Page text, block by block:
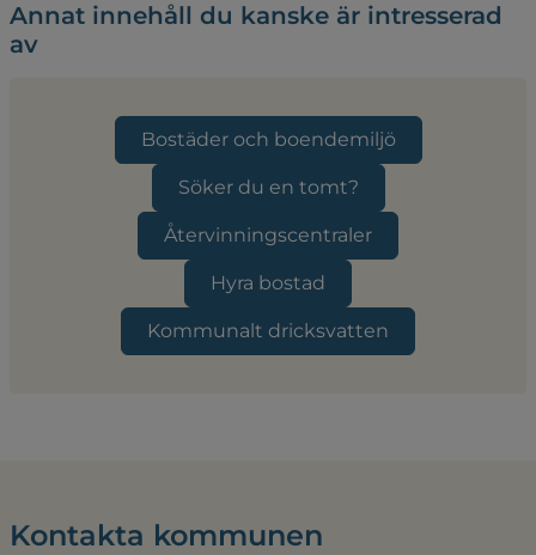
Annat innehåll du kanske är intresserad
av
Bostäder och boendemiljö
Söker du en tomt?
Återvinningscentraler
Hyra bostad
Kommunalt dricksvatten
Kontakta kommunen